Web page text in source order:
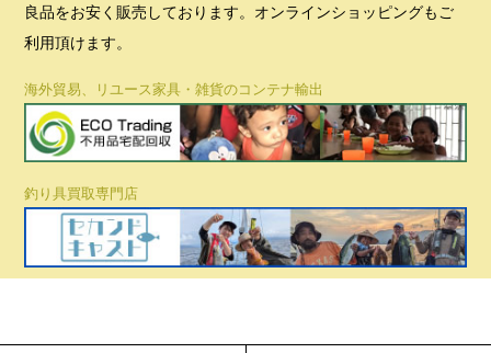
良品をお安く販売しております。オンラインショッピングもご
利用頂けます。
海外貿易、リユース家具・雑貨のコンテナ輸出
釣り具買取専門店